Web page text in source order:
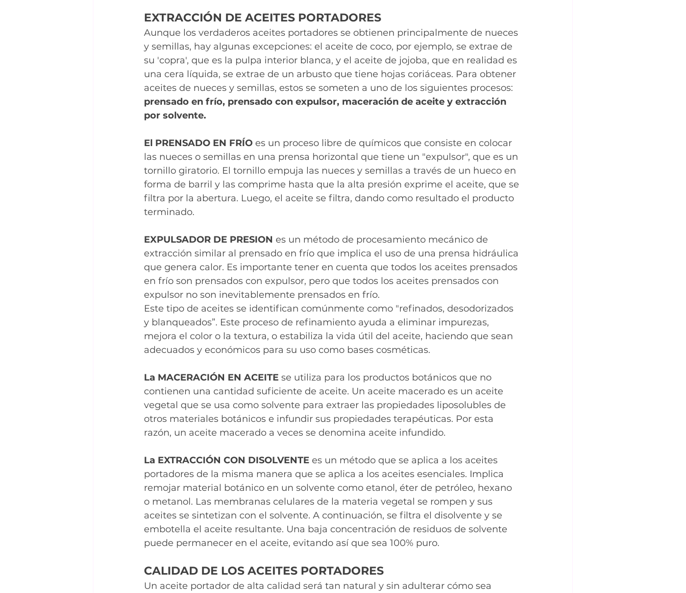
EXTRACCIÓN DE ACEITES PORTADORES
Aunque los verdaderos aceites portadores se obtienen principalmente de nueces
y semillas, hay algunas excepciones: el aceite de coco, por ejemplo, se extrae de
su 'copra', que es la pulpa interior blanca, y el aceite de jojoba, que en realidad es
una cera líquida, se extrae de un arbusto que tiene hojas coriáceas. Para obtener
aceites de nueces y semillas, estos se someten a uno de los siguientes procesos:
prensado en frío, prensado con expulsor, maceración de aceite y extracción
por solvente.
El PRENSADO EN FRÍO es un proceso libre de químicos que consiste en colocar
las nueces o semillas en una prensa horizontal que tiene un "expulsor", que es un
tornillo giratorio. El tornillo empuja las nueces y semillas a través de un hueco en
forma de barril y las comprime hasta que la alta presión exprime el aceite, que se
filtra por la abertura. Luego, el aceite se filtra, dando como resultado el producto
terminado.
EXPULSADOR DE PRESION es un método de procesamiento mecánico de
extracción similar al prensado en frío que implica el uso de una prensa hidráulica
que genera calor. Es importante tener en cuenta que todos los aceites prensados
en frío son prensados con expulsor, pero que todos los aceites prensados con
expulsor no son inevitablemente prensados en frío.
Este tipo de aceites se identifican comúnmente como "refinados, desodorizados
y blanqueados”. Este proceso de refinamiento ayuda a eliminar impurezas,
mejora el color o la textura, o estabiliza la vida útil del aceite, haciendo que sean
adecuados y económicos para su uso como bases cosméticas.
La MACERACIÓN EN ACEITE se utiliza para los productos botánicos que no
contienen una cantidad suficiente de aceite. Un aceite macerado es un aceite
vegetal que se usa como solvente para extraer las propiedades liposolubles de
otros materiales botánicos e infundir sus propiedades terapéuticas. Por esta
razón, un aceite macerado a veces se denomina aceite infundido.
La EXTRACCIÓN CON DISOLVENTE es un método que se aplica a los aceites
portadores de la misma manera que se aplica a los aceites esenciales. Implica
remojar material botánico en un solvente como etanol, éter de petróleo, hexano
o metanol. Las membranas celulares de la materia vegetal se rompen y sus
aceites se sintetizan con el solvente. A continuación, se filtra el disolvente y se
embotella el aceite resultante. Una baja concentración de residuos de solvente
puede permanecer en el aceite, evitando así que sea 100% puro.
CALIDAD DE LOS ACEITES PORTADORES
Un aceite portador de alta calidad será tan natural y sin adulterar cómo sea